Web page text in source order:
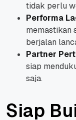
tidak perlu
Performa
memastikan
berjalan
Partner
siap
saja.
Siap